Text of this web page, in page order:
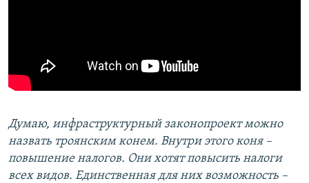
Думаю, инфраструктурный законопроект можно
назвать троянским конем. Внутри этого коня –
повышение налогов. Они хотят повысить налоги
всех видов. Единственная для них возможность –